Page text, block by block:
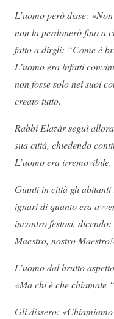
L’uomo però disse:
non la perdonerò fino a
fatto a dirgli: “Come è
L’uomo era infatti
non fosse solo nei suoi
creato tutto.
Rabbì Elazàr seguì
sua città, chiedendo
L’uomo era irremovibile.
Giunti in città gli abitanti
ignari di quanto era
incontro festosi,
Maestro, nostro
L’uomo dal brutto
«Ma chi è che chiamate
Gli dissero: